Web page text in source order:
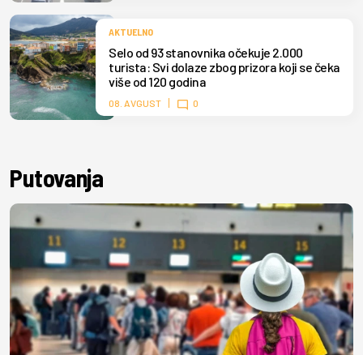
AKTUELNO
Selo od 93 stanovnika očekuje 2.000
turista: Svi dolaze zbog prizora koji se čeka
više od 120 godina
08. AVGUST 0
Putovanja